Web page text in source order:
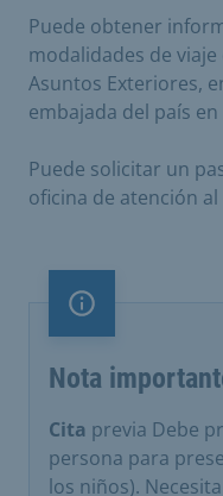
Puede obtener
modalidades de
Asuntos Exteriores,
embajada del país
Puede solicitar un
oficina de atención
Nota importante
Nota
Cita previa Debe
persona para
los niños). Necesita